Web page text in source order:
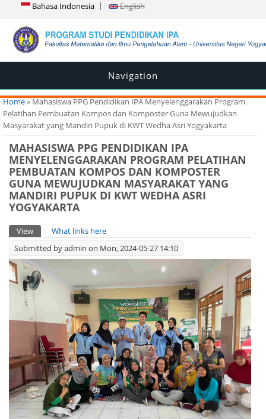
Bahasa Indonesia English
Navigation
You are here
Home» Mahasiswa PPG Pendidikan IPA Menyelenggarakan Program
Pelatihan Pembuatan Kompos dan Komposter Guna Mewujudkan
Masyarakat yang Mandiri Pupuk di KWT Wedha Asri Yogyakarta
MAHASISWA PPG PENDIDIKAN IPA
MENYELENGGARAKAN PROGRAM PELATIHAN
PEMBUATAN KOMPOS DAN KOMPOSTER
GUNA MEWUJUDKAN MASYARAKAT YANG
MANDIRI PUPUK DI KWT WEDHA ASRI
YOGYAKARTA
Primary tabs
View (active tab)
What links here
Submitted byadmin on Mon, 2024-05-27 14:10